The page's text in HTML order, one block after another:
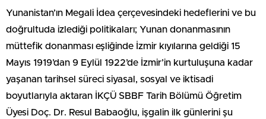
Yunanistan’ın Megali İdea çerçevesindeki hedeflerini ve bu
doğrultuda izlediği politikaları; Yunan donanmasının
müttefik donanması eşliğinde İzmir kıyılarına geldiği 15
Mayıs 1919’dan 9 Eylül 1922’de İzmir’in kurtuluşuna kadar
yaşanan tarihsel süreci siyasal, sosyal ve iktisadi
boyutlarıyla aktaran İKÇÜ SBBF Tarih Bölümü Öğretim
Üyesi Doç. Dr. Resul Babaoğlu, işgalin ilk günlerini şu